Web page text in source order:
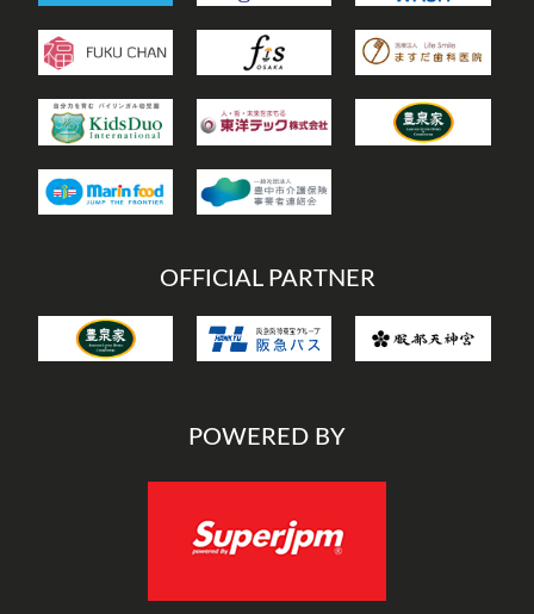
OFFICIAL PARTNER
POWERED BY